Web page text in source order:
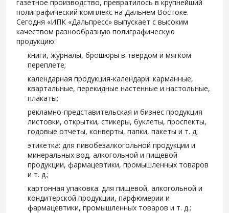
газетное производство, превратилось в крупнейший
полиграфический комплекс на Дальнем Востоке.
Сегодня «ИПК «Дальпресс» выпускает с высоким
качеством разнообразную полиграфическую
продукцию:
книги, журналы, брошюры в твердом и мягком
переплете;
календарная продукция-календари: карманные,
квартальные, перекидные настенные и настольные,
плакаты;
рекламно-представительская и бизнес продукция
листовки, открытки, стикеры, буклеты, проспекты,
годовые отчеты, конверты, папки, пакеты и т. д;
этикетка: для пивобезалкогольной продукции и
минеральных вод, алкогольной и пищевой
продукции, фармацевтики, промышленных товаров
и т. д.;
картонная упаковка: для пищевой, алкогольной и
кондитерской продукции, парфюмерии и
фармацевтики, промышленных товаров и т. д.;